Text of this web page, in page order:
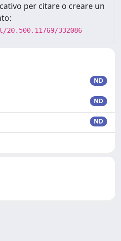
per citare o creare un
332086
ND
ND
ND